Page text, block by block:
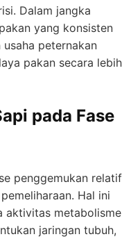
Dalam jangka
yang konsisten
peternakan
pakan secara lebih
pada Fase
penggemukan relatif
Hal ini
aktivitas metabolisme
jaringan tubuh,